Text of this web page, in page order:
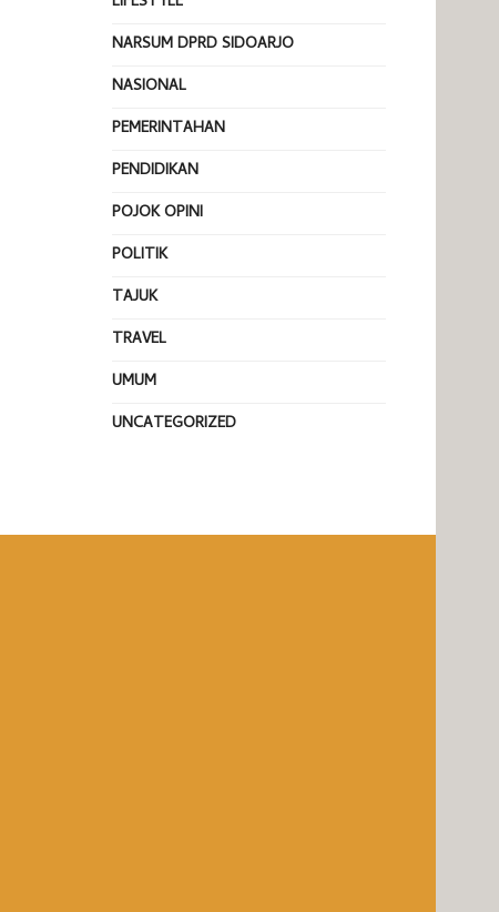
NARSUM DPRD SIDOARJO
NASIONAL
PEMERINTAHAN
PENDIDIKAN
POJOK OPINI
POLITIK
TAJUK
TRAVEL
UMUM
UNCATEGORIZED